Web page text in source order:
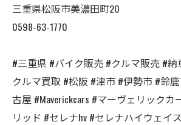
三重県松阪市美濃田町20
0598-63-1770
#三重県 #バイク販売 #クルマ販売 #
クルマ買取 #松阪 #津市 #伊勢市 #鈴
古屋 #Maverickcars #マーヴェリック
リッド #セレナhv #セレナハイウェイ